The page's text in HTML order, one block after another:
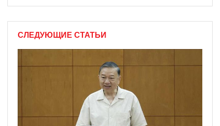
СЛЕДУЮЩИЕ СТАТЬИ